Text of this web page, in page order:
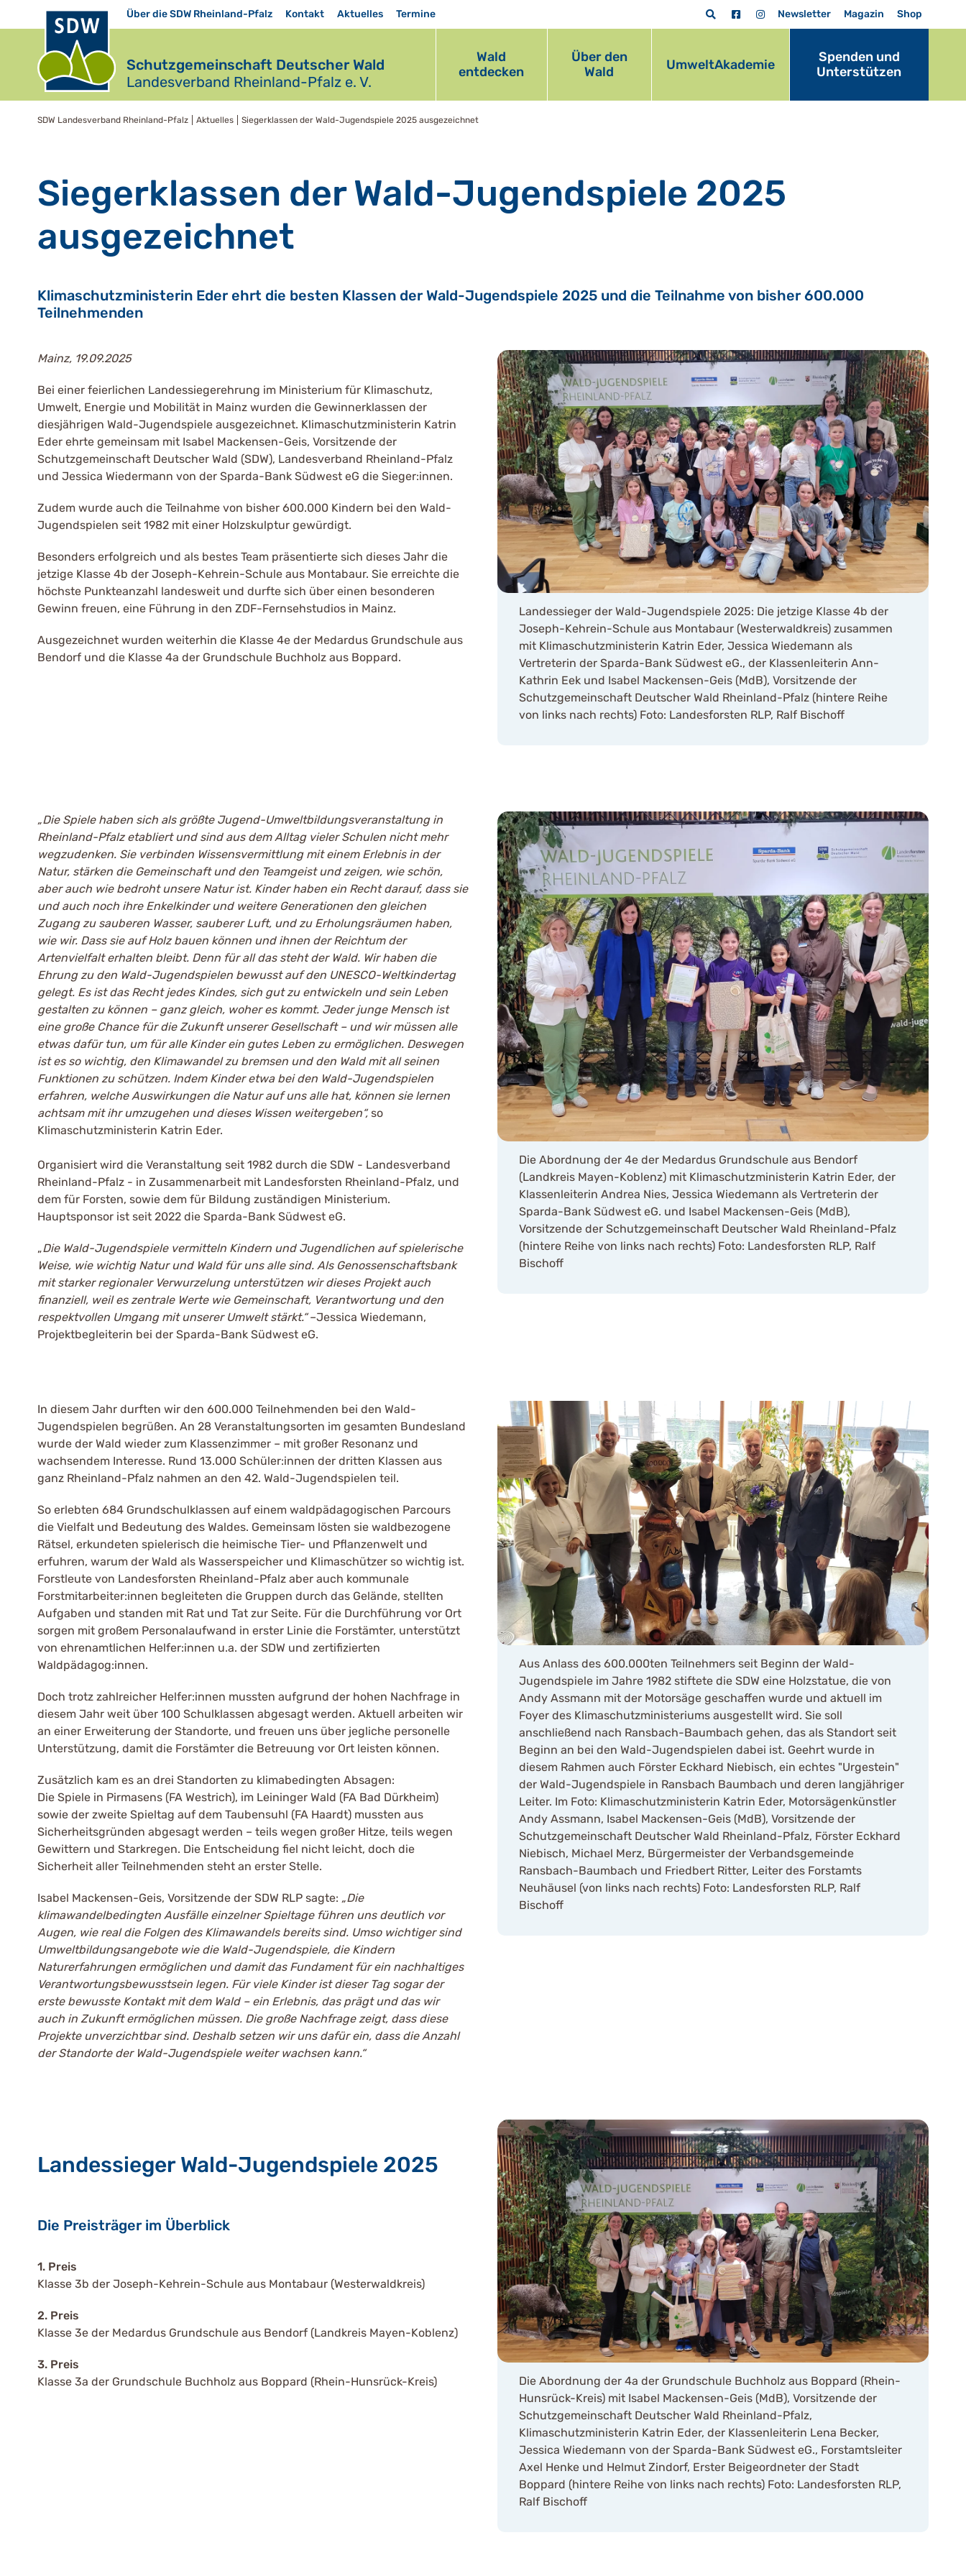
Über die SDW Rheinland-Pfalz Kontakt Aktuelles Termine Newsletter Magazin Shop
Schutzgemeinschaft Deutscher Wald
Landesverband Rheinland-Pfalz e. V.
Wald
entdecken
Über den
Wald
UmweltAkademie
Spenden und
Unterstützen
SDW Landesverband Rheinland-Pfalz Aktuelles Siegerklassen der Wald-Jugendspiele 2025 ausgezeichnet
Siegerklassen der Wald-Jugendspiele 2025
ausgezeichnet
Klimaschutzministerin Eder ehrt die besten Klassen der Wald-Jugendspiele 2025 und die Teilnahme von bisher 600.000
Teilnehmenden
Mainz, 19.09.2025
Bei einer feierlichen Landessiegerehrung im Ministerium für Klimaschutz,
Umwelt, Energie und Mobilität in Mainz wurden die Gewinnerklassen der
diesjährigen Wald-Jugendspiele ausgezeichnet. Klimaschutzministerin Katrin
Eder ehrte gemeinsam mit Isabel Mackensen-Geis, Vorsitzende der
Schutzgemeinschaft Deutscher Wald (SDW), Landesverband Rheinland-Pfalz
und Jessica Wiedermann von der Sparda-Bank Südwest eG die Sieger:innen.
Zudem wurde auch die Teilnahme von bisher 600.000 Kindern bei den Wald-
Jugendspielen seit 1982 mit einer Holzskulptur gewürdigt.
Besonders erfolgreich und als bestes Team präsentierte sich dieses Jahr die
jetzige Klasse 4b der Joseph-Kehrein-Schule aus Montabaur. Sie erreichte die
höchste Punkteanzahl landesweit und durfte sich über einen besonderen
Gewinn freuen, eine Führung in den ZDF-Fernsehstudios in Mainz.
Ausgezeichnet wurden weiterhin die Klasse 4e der Medardus Grundschule aus
Bendorf und die Klasse 4a der Grundschule Buchholz aus Boppard.
Landessieger der Wald-Jugendspiele 2025: Die jetzige Klasse 4b der
Joseph-Kehrein-Schule aus Montabaur (Westerwaldkreis) zusammen
mit Klimaschutzministerin Katrin Eder, Jessica Wiedemann als
Vertreterin der Sparda-Bank Südwest eG., der Klassenleiterin Ann-
Kathrin Eek und Isabel Mackensen-Geis (MdB), Vorsitzende der
Schutzgemeinschaft Deutscher Wald Rheinland-Pfalz (hintere Reihe
von links nach rechts) Foto: Landesforsten RLP, Ralf Bischoff
„Die Spiele haben sich als größte Jugend-Umweltbildungsveranstaltung in
Rheinland-Pfalz etabliert und sind aus dem Alltag vieler Schulen nicht mehr
wegzudenken. Sie verbinden Wissensvermittlung mit einem Erlebnis in der
Natur, stärken die Gemeinschaft und den Teamgeist und zeigen, wie schön,
aber auch wie bedroht unsere Natur ist. Kinder haben ein Recht darauf, dass sie
und auch noch ihre Enkelkinder und weitere Generationen den gleichen
Zugang zu sauberen Wasser, sauberer Luft, und zu Erholungsräumen haben,
wie wir. Dass sie auf Holz bauen können und ihnen der Reichtum der
Artenvielfalt erhalten bleibt. Denn für all das steht der Wald. Wir haben die
Ehrung zu den Wald-Jugendspielen bewusst auf den UNESCO-Weltkindertag
gelegt. Es ist das Recht jedes Kindes, sich gut zu entwickeln und sein Leben
gestalten zu können – ganz gleich, woher es kommt. Jeder junge Mensch ist
eine große Chance für die Zukunft unserer Gesellschaft – und wir müssen alle
etwas dafür tun, um für alle Kinder ein gutes Leben zu ermöglichen. Deswegen
ist es so wichtig, den Klimawandel zu bremsen und den Wald mit all seinen
Funktionen zu schützen. Indem Kinder etwa bei den Wald-Jugendspielen
erfahren, welche Auswirkungen die Natur auf uns alle hat, können sie lernen
achtsam mit ihr umzugehen und dieses Wissen weitergeben“, so
Klimaschutzministerin Katrin Eder.
Organisiert wird die Veranstaltung seit 1982 durch die SDW - Landesverband
Rheinland-Pfalz - in Zusammenarbeit mit Landesforsten Rheinland-Pfalz, und
dem für Forsten, sowie dem für Bildung zuständigen Ministerium.
Hauptsponsor ist seit 2022 die Sparda-Bank Südwest eG.
„Die Wald-Jugendspiele vermitteln Kindern und Jugendlichen auf spielerische
Weise, wie wichtig Natur und Wald für uns alle sind. Als Genossenschaftsbank
mit starker regionaler Verwurzelung unterstützen wir dieses Projekt auch
finanziell, weil es zentrale Werte wie Gemeinschaft, Verantwortung und den
respektvollen Umgang mit unserer Umwelt stärkt.“–Jessica Wiedemann,
Projektbegleiterin bei der Sparda-Bank Südwest eG.
Die Abordnung der 4e der Medardus Grundschule aus Bendorf
(Landkreis Mayen-Koblenz) mit Klimaschutzministerin Katrin Eder, der
Klassenleiterin Andrea Nies, Jessica Wiedemann als Vertreterin der
Sparda-Bank Südwest eG. und Isabel Mackensen-Geis (MdB),
Vorsitzende der Schutzgemeinschaft Deutscher Wald Rheinland-Pfalz
(hintere Reihe von links nach rechts) Foto: Landesforsten RLP, Ralf
Bischoff
In diesem Jahr durften wir den 600.000 Teilnehmenden bei den Wald-
Jugendspielen begrüßen. An 28 Veranstaltungsorten im gesamten Bundesland
wurde der Wald wieder zum Klassenzimmer – mit großer Resonanz und
wachsendem Interesse. Rund 13.000 Schüler:innen der dritten Klassen aus
ganz Rheinland-Pfalz nahmen an den 42. Wald-Jugendspielen teil.
So erlebten 684 Grundschulklassen auf einem waldpädagogischen Parcours
die Vielfalt und Bedeutung des Waldes. Gemeinsam lösten sie waldbezogene
Rätsel, erkundeten spielerisch die heimische Tier- und Pflanzenwelt und
erfuhren, warum der Wald als Wasserspeicher und Klimaschützer so wichtig ist.
Forstleute von Landesforsten Rheinland-Pfalz aber auch kommunale
Forstmitarbeiter:innen begleiteten die Gruppen durch das Gelände, stellten
Aufgaben und standen mit Rat und Tat zur Seite. Für die Durchführung vor Ort
sorgen mit großem Personalaufwand in erster Linie die Forstämter, unterstützt
von ehrenamtlichen Helfer:innen u.a. der SDW und zertifizierten
Waldpädagog:innen.
Doch trotz zahlreicher Helfer:innen mussten aufgrund der hohen Nachfrage in
diesem Jahr weit über 100 Schulklassen abgesagt werden. Aktuell arbeiten wir
an einer Erweiterung der Standorte, und freuen uns über jegliche personelle
Unterstützung, damit die Forstämter die Betreuung vor Ort leisten können.
Zusätzlich kam es an drei Standorten zu klimabedingten Absagen:
Die Spiele in Pirmasens (FA Westrich), im Leininger Wald (FA Bad Dürkheim)
sowie der zweite Spieltag auf dem Taubensuhl (FA Haardt) mussten aus
Sicherheitsgründen abgesagt werden – teils wegen großer Hitze, teils wegen
Gewittern und Starkregen. Die Entscheidung fiel nicht leicht, doch die
Sicherheit aller Teilnehmenden steht an erster Stelle.
Isabel Mackensen-Geis, Vorsitzende der SDW RLP sagte: „Die
klimawandelbedingten Ausfälle einzelner Spieltage führen uns deutlich vor
Augen, wie real die Folgen des Klimawandels bereits sind. Umso wichtiger sind
Umweltbildungsangebote wie die Wald-Jugendspiele, die Kindern
Naturerfahrungen ermöglichen und damit das Fundament für ein nachhaltiges
Verantwortungsbewusstsein legen. Für viele Kinder ist dieser Tag sogar der
erste bewusste Kontakt mit dem Wald – ein Erlebnis, das prägt und das wir
auch in Zukunft ermöglichen müssen. Die große Nachfrage zeigt, dass diese
Projekte unverzichtbar sind. Deshalb setzen wir uns dafür ein, dass die Anzahl
der Standorte der Wald-Jugendspiele weiter wachsen kann.“
Aus Anlass des 600.000ten Teilnehmers seit Beginn der Wald-
Jugendspiele im Jahre 1982 stiftete die SDW eine Holzstatue, die von
Andy Assmann mit der Motorsäge geschaffen wurde und aktuell im
Foyer des Klimaschutzministeriums ausgestellt wird. Sie soll
anschließend nach Ransbach-Baumbach gehen, das als Standort seit
Beginn an bei den Wald-Jugendspielen dabei ist. Geehrt wurde in
diesem Rahmen auch Förster Eckhard Niebisch, ein echtes "Urgestein"
der Wald-Jugendspiele in Ransbach Baumbach und deren langjähriger
Leiter. Im Foto: Klimaschutzministerin Katrin Eder, Motorsägenkünstler
Andy Assmann, Isabel Mackensen-Geis (MdB), Vorsitzende der
Schutzgemeinschaft Deutscher Wald Rheinland-Pfalz, Förster Eckhard
Niebisch, Michael Merz, Bürgermeister der Verbandsgemeinde
Ransbach-Baumbach und Friedbert Ritter, Leiter des Forstamts
Neuhäusel (von links nach rechts) Foto: Landesforsten RLP, Ralf
Bischoff
Landessieger Wald-Jugendspiele 2025
Die Preisträger im Überblick
1. Preis
Klasse 3b der Joseph-Kehrein-Schule aus Montabaur (Westerwaldkreis)
2. Preis
Klasse 3e der Medardus Grundschule aus Bendorf (Landkreis Mayen-Koblenz)
3. Preis
Klasse 3a der Grundschule Buchholz aus Boppard (Rhein-Hunsrück-Kreis)
Die Abordnung der 4a der Grundschule Buchholz aus Boppard (Rhein-
Hunsrück-Kreis) mit Isabel Mackensen-Geis (MdB), Vorsitzende der
Schutzgemeinschaft Deutscher Wald Rheinland-Pfalz,
Klimaschutzministerin Katrin Eder, der Klassenleiterin Lena Becker,
Jessica Wiedemann von der Sparda-Bank Südwest eG., Forstamtsleiter
Axel Henke und Helmut Zindorf, Erster Beigeordneter der Stadt
Boppard (hintere Reihe von links nach rechts) Foto: Landesforsten RLP,
Ralf Bischoff